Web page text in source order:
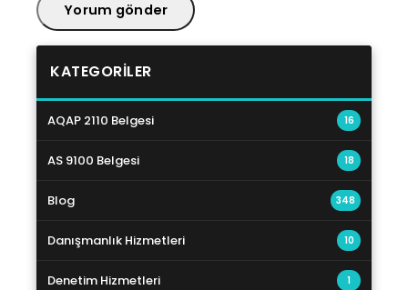
KATEGORILER
AQAP 2110 Belgesi 16
AS 9100 Belgesi 18
Blog 348
Danışmanlık Hizmetleri 10
Denetim Hizmetleri 1